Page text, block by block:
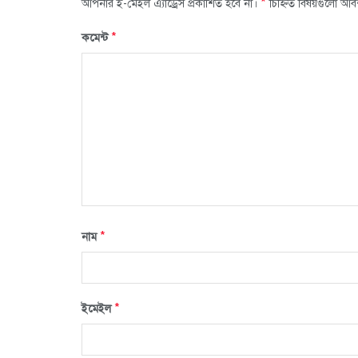
আপনার ই-মেইল এ্যাড্রেস প্রকাশিত হবে না। চিহ্নিত বিষয়গুলো
কমেন্ট*
নাম*
ইমেইল*